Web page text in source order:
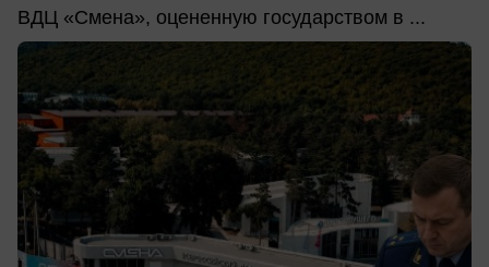
ВДЦ «Смена», оцененную государством в ...